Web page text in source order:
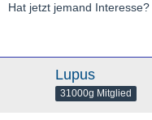
Hat jetzt jemand Interesse?
Lupus
31000g Mitglied